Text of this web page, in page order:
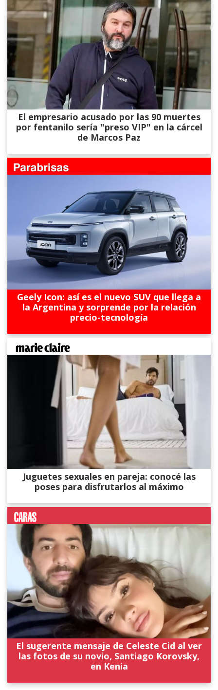
El empresario acusado por las 90 muertes
por fentanilo sería "preso VIP" en la cárcel
de Marcos Paz
Geely Icon: así es el nuevo SUV que llega a
la Argentina y sorprende por la relación
precio-tecnología
Juguetes sexuales en pareja: conocé las
poses para disfrutarlos al máximo
El sugerente mensaje de Celeste Cid al ver
las fotos de su novio, Santiago Korovsky,
en Kenia